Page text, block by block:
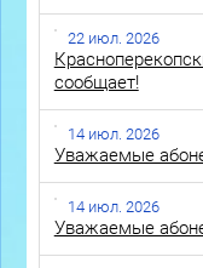
22 июл. 2026
сообщает!
14 июл. 2026
Уважаемые
14 июл. 2026
Уважаемые